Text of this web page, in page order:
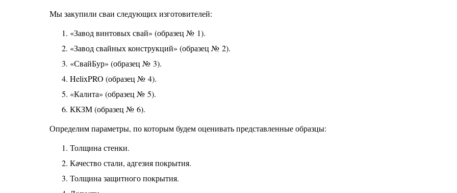
Мы закупили сваи следующих изготовителей:
«Завод винтовых свай» (образец № 1).
«Завод свайных конструкций» (образец № 2).
«СвайБур» (образец № 3).
HelixPRO (образец № 4).
«Калита» (образец № 5).
ККЗМ (образец № 6).
Определим параметры, по которым будем оценивать представленные образцы:
Толщина стенки.
Качество стали, адгезия покрытия.
Толщина защитного покрытия.